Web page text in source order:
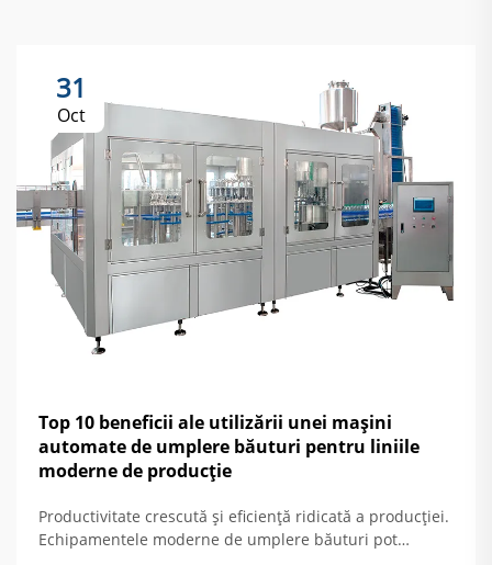
31
Oct
Top 10 beneficii ale utilizării unei mașini
automate de umplere băuturi pentru liniile
moderne de producție
Productivitate crescută și eficiență ridicată a producției.
Echipamentele moderne de umplere băuturi pot